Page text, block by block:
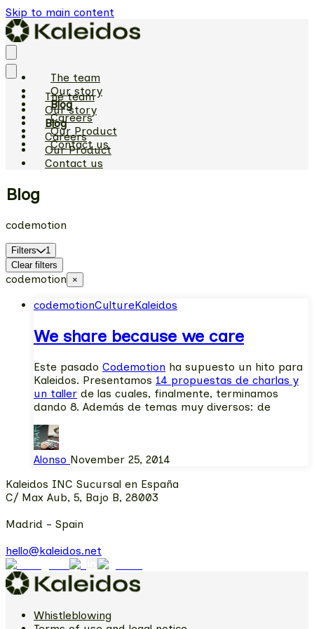
Skip to main content
The team
Our story
Blog
Careers
Our Product
Contact us
The team
Our story
Blog
Careers
Our Product
Contact us
Blog
codemotion
Filters
1
Clear filters
codemotion ×
codemotionCultureKaleidos
We share because we care
Este pasado Codemotion ha supuesto un hito para
Kaleidos. Presentamos 14 propuestas de charlas y
un taller de las cuales, finalmente, terminamos
dando 8. Además de temas muy diversos: de
Alonso November 25, 2014
Kaleidos INC Sucursal en España
C/ Max Aub, 5, Bajo B, 28003
Madrid - Spain
hello@kaleidos.net
Whistleblowing